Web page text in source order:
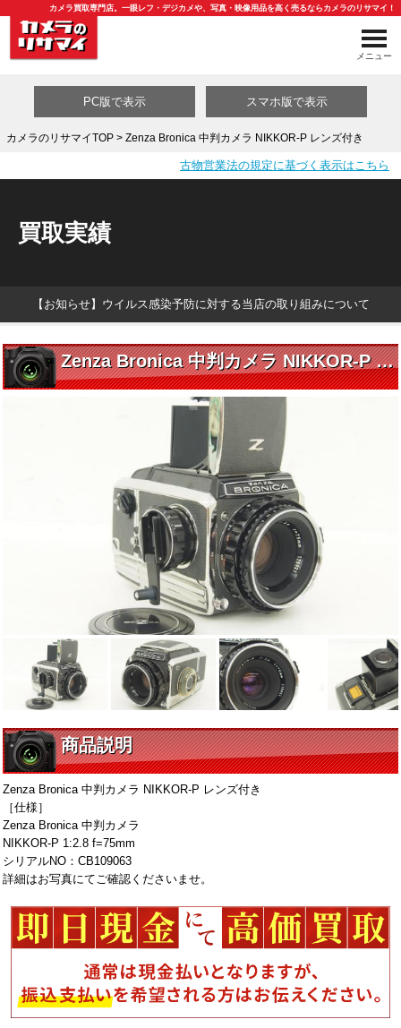
カメラ買取専門店。一眼レフ・デジカメや、写真・映像用品を高く売るならカメラのリサマイ！
メニュー
買取カテゴリ一覧
PC版で表示 スマホ版で表示
カメラのリサマイTOP> Zenza Bronica 中判カメラ NIKKOR-P レンズ付き
古物営業法の規定に基づく表示はこちら
買取実績
【お知らせ】ウイルス感染予防に対する当店の取り組みについて
Zenza Bronica 中判カメラ NIKKOR-P レンズ付き
商品説明
Zenza Bronica 中判カメラ NIKKOR-P レンズ付き
［仕様］
Zenza Bronica 中判カメラ
NIKKOR-P 1:2.8 f=75mm
シリアルNO：CB109063
詳細はお写真にてご確認くださいませ。